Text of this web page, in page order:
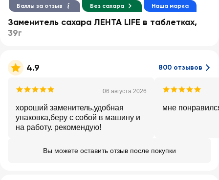
Баллы за отзыв Без сахара Наша марка
Заменитель сахара ЛЕНТА LIFE в таблетках,
39г
4.9 800 отзывов
06 августа 2026
хороший заменитель,удобная
упаковка,беру с собой в машину и
на работу. рекомендую!
мне
Вы можете оставить отзыв после покупки